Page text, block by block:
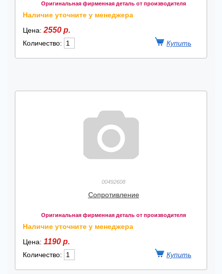
Оригинальная фирменная деталь от производителя
Наличие уточните у менеджера
Цена: 2550 р.
Количество:
00492608
Сопротивление
Оригинальная фирменная деталь от производителя
Наличие уточните у менеджера
Цена: 1190 р.
Количество: